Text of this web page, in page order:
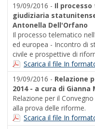
19/09/2016 - Il
giudiziaria
Antonella Dell'Orfano
Il processo telematico
ed europea - Incontro di
civile e prospettive di
Scarica il file In
19/09/2016 - Relazione
2014 - a cura di Gianna
Relazione per il
alla prova delle riforme.
Scarica il file In